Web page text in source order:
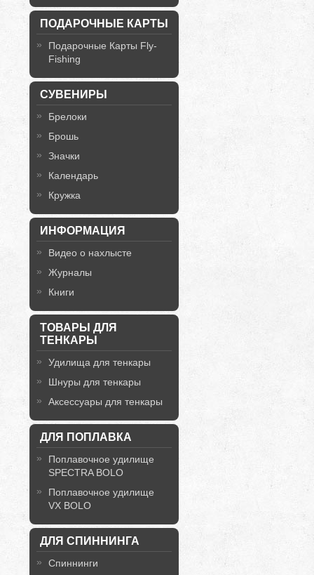
ПОДАРОЧНЫЕ КАРТЫ
Подарочные Карты Fly-
Fishing
СУВЕНИРЫ
Брелоки
Брошь
Значки
Календарь
Кружка
ИНФОРМАЦИЯ
Видео о нахлысте
Журналы
Книги
ТОВАРЫ ДЛЯ
ТЕНКАРЫ
Удилища для тенкары
Шнуры для тенкары
Аксессуары для тенкары
ДЛЯ ПОПЛАВКА
Поплавочное удилище
SPECTRA BOLO
Поплавочное удилище
VX BOLO
ДЛЯ СПИННИНГА
Спиннинги